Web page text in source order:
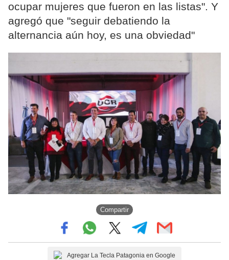
ocupar mujeres que fueron en las listas". Y
agregó que "seguir debatiendo la
alternancia aún hoy, es una obviedad"
Compartir
Agregar La Tecla Patagonia en Google